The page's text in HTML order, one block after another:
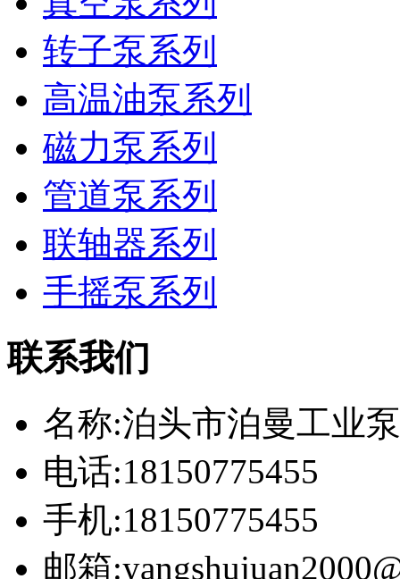
转子泵系列
高温油泵系列
磁力泵系列
管道泵系列
联轴器系列
手摇泵系列
联系我们
名称:泊头市泊曼工业
电话:18150775455
手机:18150775455
邮箱